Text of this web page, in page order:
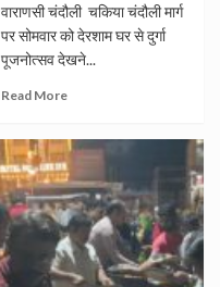
वाराणसी चंदौली चकिया चंदौली मार्ग
पर सोमवार को देरशाम घर से दुर्गा
पूजनोत्सव देखने...
Read More